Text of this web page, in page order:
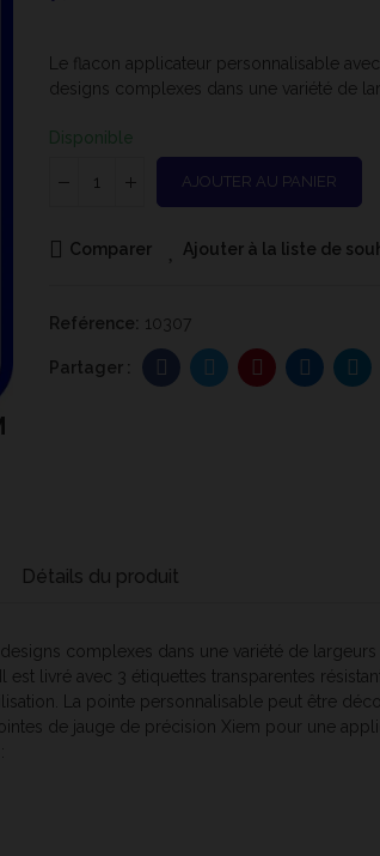
Le flacon applicateur personnalisable
designs complexes dans une variété de
Disponible
AJOUTER AU PANIER
Comparer Ajouter à la liste de
Reférence: 10307
Détails du produit
complexes dans une variété de
livré avec 3 étiquettes transparentes
La pointe personnalisable peut être
de jauge de précision Xiem pour une